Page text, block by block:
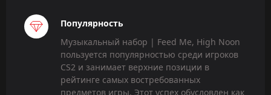
Популярность
Музыкальный набор | Feed Me, High Noon
пользуется популярностью среди игроков
CS2 и занимает верхние позиции в
рейтинге самых востребованных
предметов игры. Этот успех обусловлен как